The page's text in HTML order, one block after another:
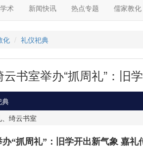
术 新闻快讯 热点专题 儒家教化
化 礼仪祀典
云书室举办“抓周礼”：旧
典
绮云书室
“抓周礼”：旧学开出新气象 嘉礼